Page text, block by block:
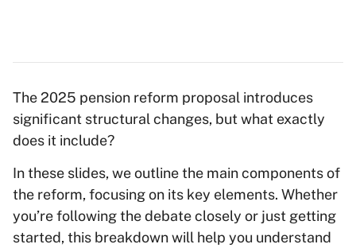
The 2025 pension reform proposal introduces
significant structural changes, but what exactly
does it include?
In these slides, we outline the main components of
the reform, focusing on its key elements. Whether
you’re following the debate closely or just getting
started, this breakdown will help you understand